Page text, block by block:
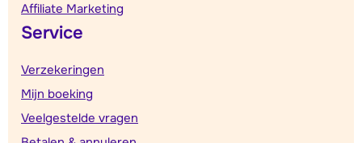
Affiliate Marketing
Service
Verzekeringen
Mijn boeking
Veelgestelde vragen